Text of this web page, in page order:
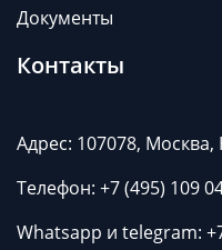
Документы
Контакты
Адрес: 107078,
Телефон: +7 (495) 109
Whatsapp и telegram: